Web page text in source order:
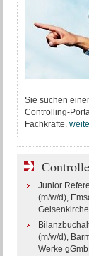
Sie suchen
Controlling-
Fachkräfte.
Junior
(m/w/d),
(m/w/d),
Werke